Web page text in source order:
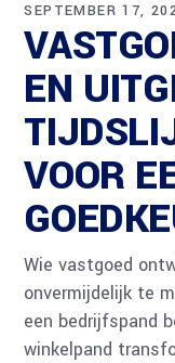
SEPTEMBER 17,
EN
VOOR
Wie vastgoed
onvermijdelijk te
een bedrijfspand
winkelpand